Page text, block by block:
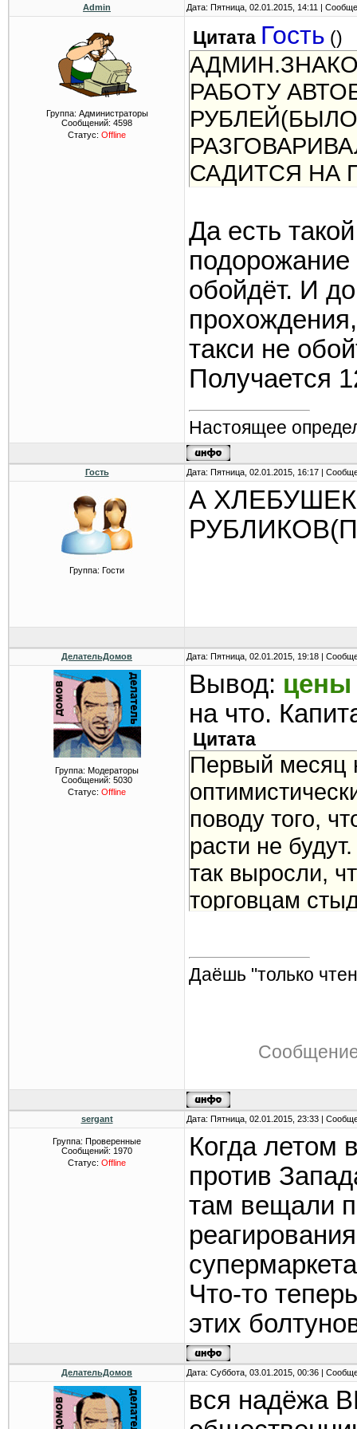
Admin Дата: Пятница, 02.01.2015, 14:11 |
Группа: Администраторы
Сообщений: 4598
Статус: Offline
Цитата Гость ()
РАБОТУ
САДИТСЯ НА
Да есть
подорожание
обойдёт. И
такси не
Получается
Настоящее
Гость Дата: Пятница, 02.01.2015, 16:17 |
Группа: Гости
А
ДелательДомов Дата: Пятница, 02.01.2015, 19:18 |
Группа: Модераторы
Сообщений: 5030
Статус: Offline
Вывод: цены
на что.
Цитата
Первый месяц
поводу того,
расти не
так выросли,
торговцам
В декабре
товаров в
года. Как
основном,
Была
на хлеб
2,5%, масло
цен на
ржаную,
масла
Индекс
III кварталу
пшеничной
Даёшь "только
sergant Дата: Пятница, 02.01.2015, 23:33 |
Группа: Проверенные
Сообщений: 1970
Статус: Offline
Когда летом
против
там вещали
Что-то
этих
ДелательДомов Дата: Суббота, 03.01.2015, 00:36 |
вся надёжа